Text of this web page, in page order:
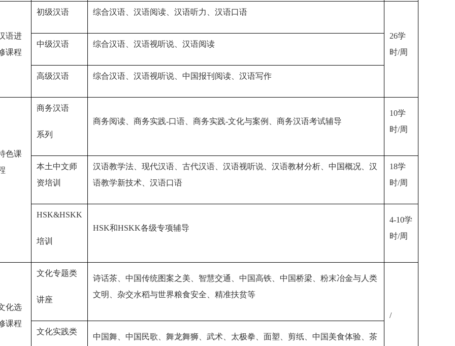
语进
课程
初级汉语 综合汉语、汉语阅读、汉语听力、汉语口语
26学
时/周
中级汉语 综合汉语、汉语视听说、汉语阅读
高级汉语 综合汉语、汉语视听说、中国报刊阅读、汉语写作
色课
商务汉语
系列
商务阅读、商务实践-口语、商务实践-文化与案例、商务汉语考试辅导
10学
时/周
本土中文师
资培训
汉语教学法、现代汉语、古代汉语、汉语视听说、汉语教材分析、中国概况、汉
语教学新技术、汉语口语
18学
时/周
HSK&HSKK
培训
HSK和HSKK各级专项辅导
4-10学
时/周
化选
课程
文化专题类
讲座
诗话茶、中国传统图案之美、智慧交通、中国高铁、中国桥梁、粉末冶金与人类
文明、杂交水稻与世界粮食安全、精准扶贫等
/
文化实践类
中国舞、中国民歌、舞龙舞狮、武术、太极拳、面塑、剪纸、中国美食体验、茶